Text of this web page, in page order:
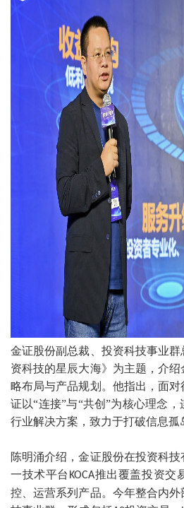
金证股份副总裁、投资科技事业
资科技的星辰大海》为主题，介
略布局与产品规划。他指出，面
证以“连接”与“共创”为核心理念
行业解决方案，致力于打破信息孤
陈明涌介绍，金证股份在投资科
一技术平台 KOCA推出覆盖投资交
控、运营系列产品。今年整合内